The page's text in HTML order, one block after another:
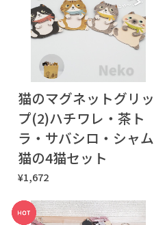
猫のマグネットグリッ
プ(2)ハチワレ・茶ト
ラ・サバシロ・シャム
猫の4猫セット
¥1,672